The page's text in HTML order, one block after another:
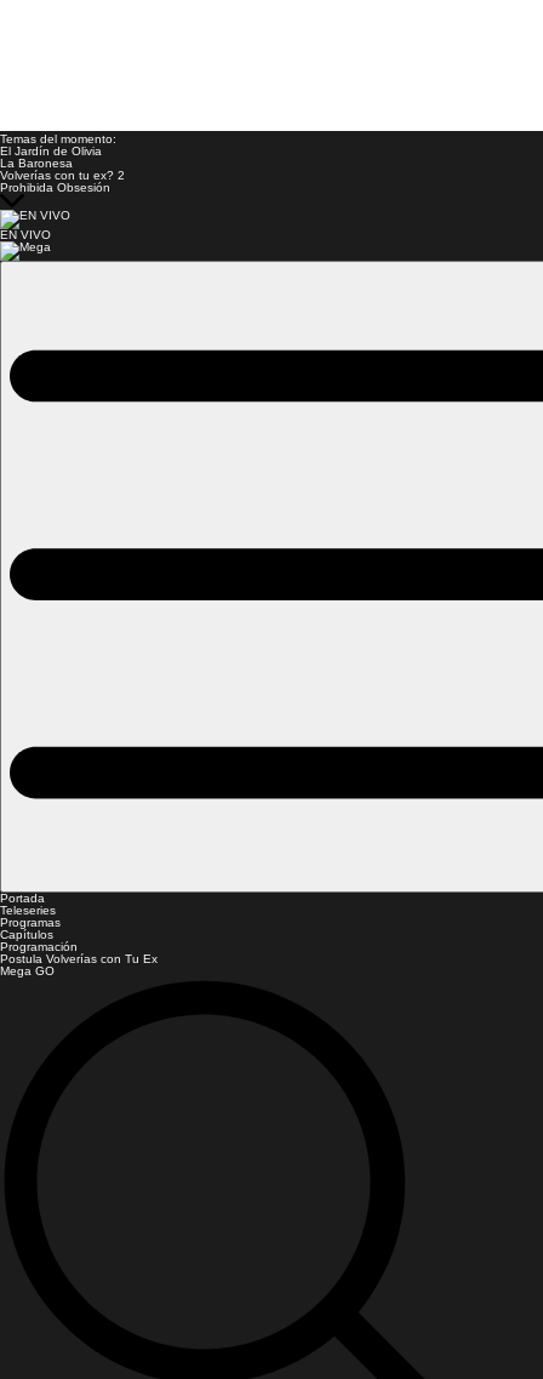
Temas del momento:
El Jardín de Olivia
La Baronesa
Volverías con tu ex? 2
Prohibida Obsesión
EN VIVO
Portada
Teleseries
Programas
Capítulos
Programación
Postula Volverías con Tu Ex
Mega GO